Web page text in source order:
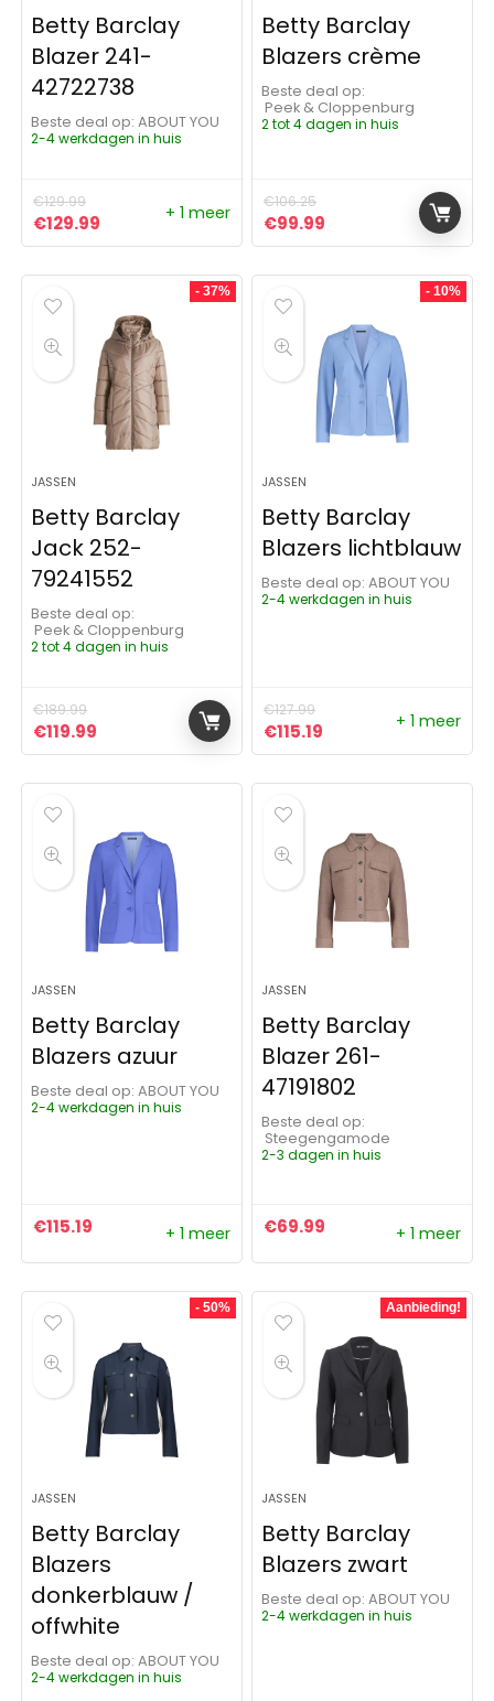
Betty Barclay
Blazer 241-
42722738
Beste deal op:
ABOUT YOU
2-4 werkdagen in huis
€129.99
Oorspronkelijke prijs was: €129.99.
€129.99 Huidige prijs is: €129.99.
+ 1 meer
Betty Barclay
Blazers crème
Beste deal op:
Peek & Cloppenburg
2 tot 4 dagen in huis
€106.25
Oorspronkelijke prijs was:
€99.99 Huidige prijs is:
- 37%
JASSEN
Betty Barclay
Jack 252-
79241552
Beste deal op:
Peek & Cloppenburg
2 tot 4 dagen in huis
€189.99
Oorspronkelijke prijs was: €189.99.
€119.99 Huidige prijs is: €119.99.
- 10%
JASSEN
Betty Barclay
Blazers lichtblauw
Beste deal op:
ABOUT YOU
2-4 werkdagen in huis
€127.99
Oorspronkelijke prijs was:
€115.19 Huidige prijs is:
+ 1 meer
JASSEN
Betty Barclay
Blazers azuur
Beste deal op:
ABOUT YOU
2-4 werkdagen in huis
€115.19 + 1 meer
JASSEN
Betty Barclay
Blazer 261-
47191802
Beste deal op:
Steegengamode
2-3 dagen in huis
€69.99 + 1 meer
- 50%
JASSEN
Betty Barclay
Blazers
donkerblauw /
offwhite
Beste deal op:
ABOUT YOU
2-4 werkdagen in huis
Aanbieding!
JASSEN
Betty Barclay
Blazers zwart
Beste deal op:
ABOUT YOU
2-4 werkdagen in huis